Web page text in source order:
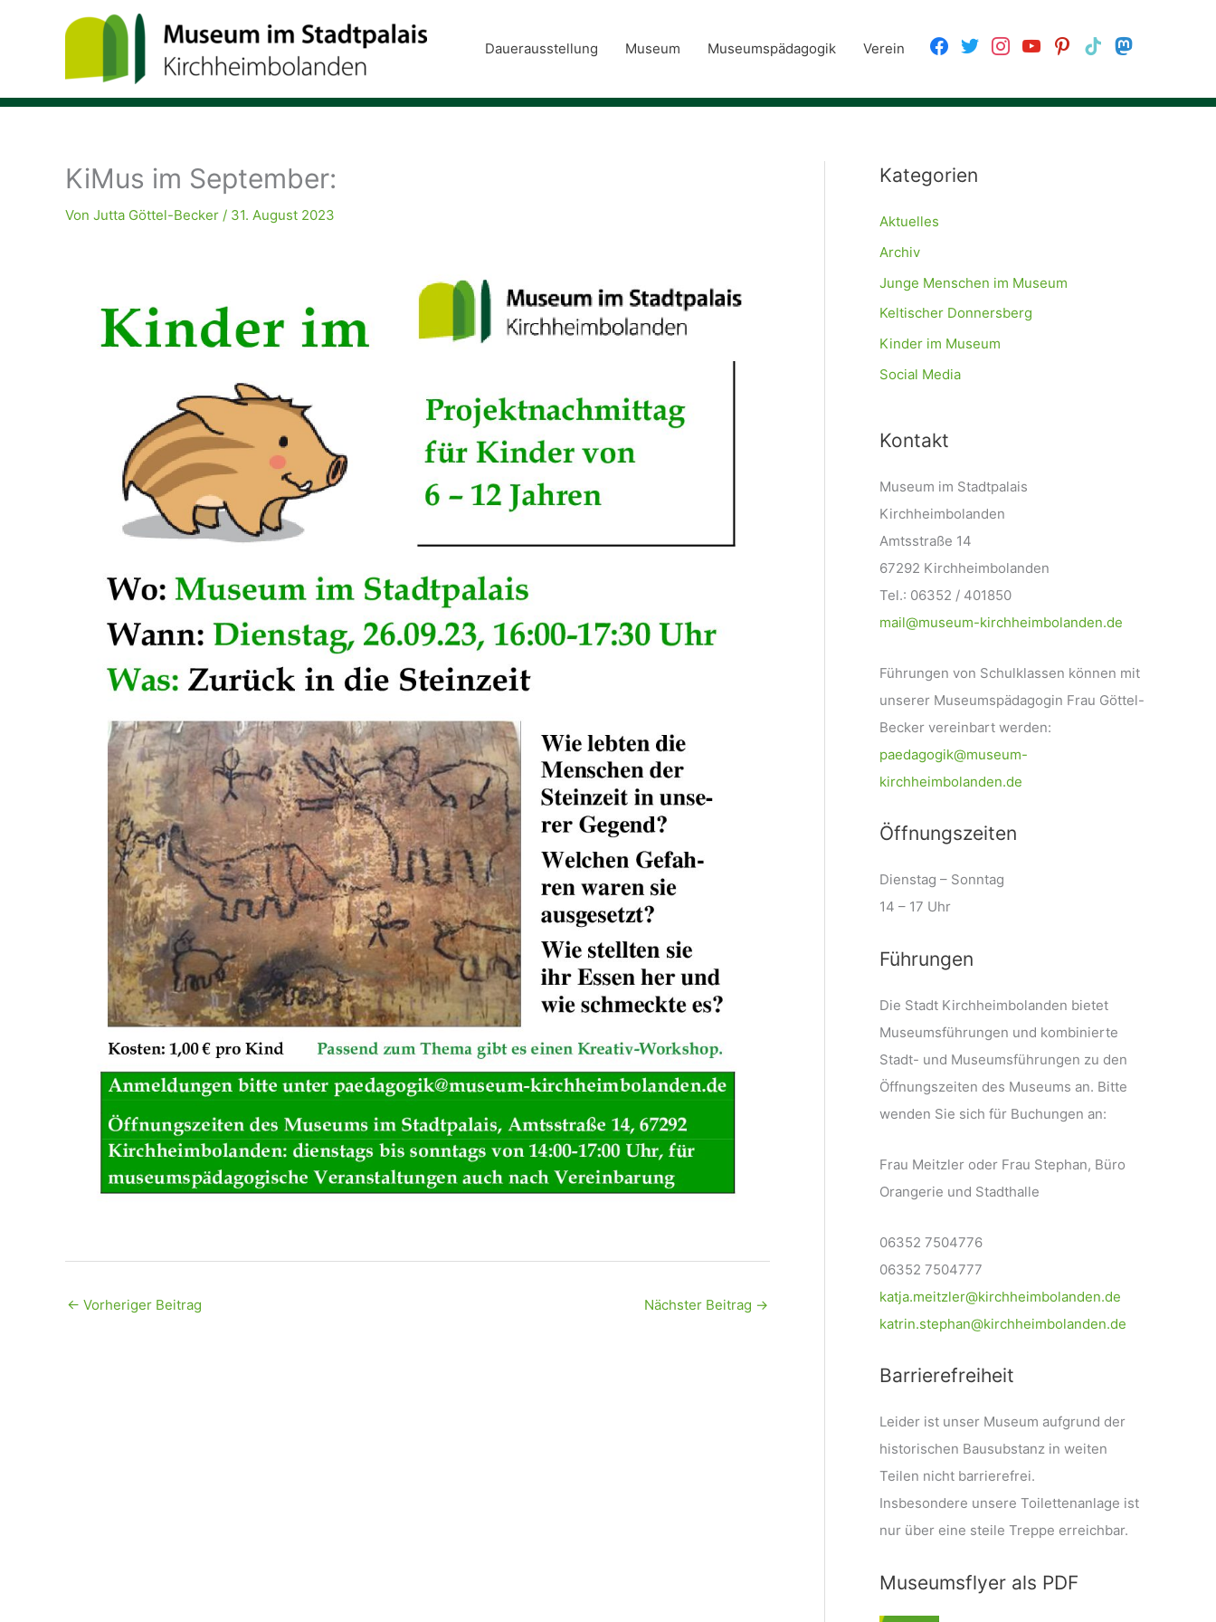
Dauerausstellung Museum Museumspädagogik Verein facebooktwitterinstagramyoutubepinteresttiktokmastodon
KiMus im September:
Von Jutta Göttel-Becker / 31. August 2023
← Vorheriger Beitrag Nächster Beitrag →
Kategorien
Aktuelles
Archiv
Junge Menschen im Museum
Keltischer Donnersberg
Kinder im Museum
Social Media
Kontakt
Museum im Stadtpalais
Kirchheimbolanden
Amtsstraße 14
67292 Kirchheimbolanden
Tel.: 06352 / 401850
mail@museum-kirchheimbolanden.de
Führungen von Schulklassen können mit
unserer Museumspädagogin Frau Göttel-
Becker vereinbart werden:
paedagogik@museum-
kirchheimbolanden.de
Öffnungszeiten
Dienstag – Sonntag
14 – 17 Uhr
Führungen
Die Stadt Kirchheimbolanden bietet
Museumsführungen und kombinierte
Stadt- und Museumsführungen zu den
Öffnungszeiten des Museums an. Bitte
wenden Sie sich für Buchungen an:
Frau Meitzler oder Frau Stephan, Büro
Orangerie und Stadthalle
06352 7504776
06352 7504777
katja.meitzler@kirchheimbolanden.de
katrin.stephan@kirchheimbolanden.de
Barrierefreiheit
Leider ist unser Museum aufgrund der
historischen Bausubstanz in weiten
Teilen nicht barrierefrei.
Insbesondere unsere Toilettenanlage ist
nur über eine steile Treppe erreichbar.
Museumsflyer als PDF